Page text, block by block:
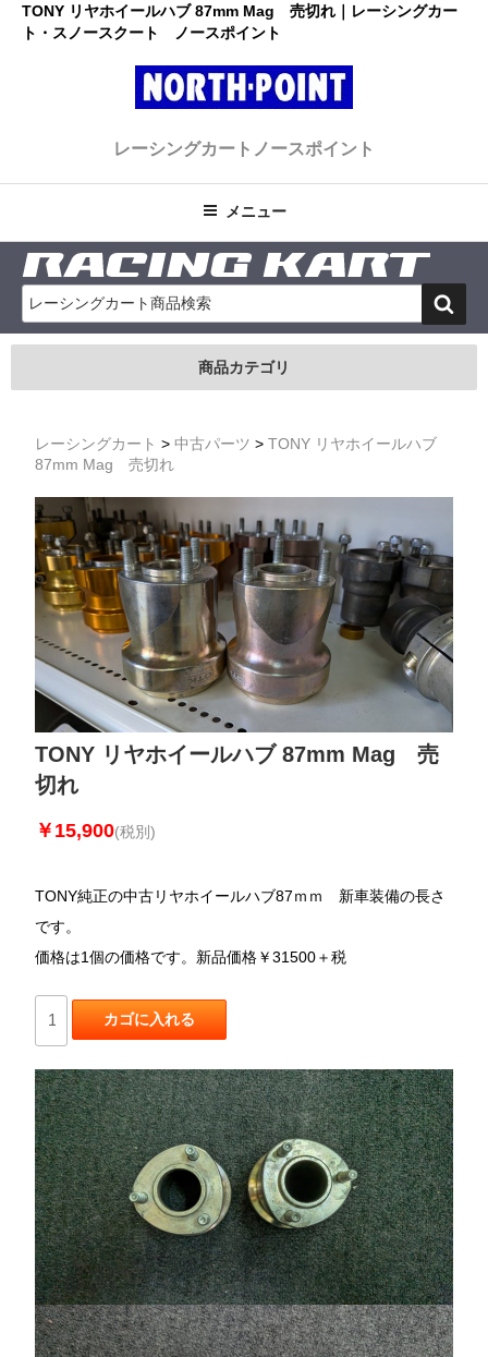
TONY リヤホイールハブ 87mm Mag 売切れ｜レーシングカー
ト・スノースクート ノースポイント
ト ノースポイント
レーシングカート ノースポイント
メニュー
索
商品カテゴリ
レーシングカート > 中古パーツ > TONY リヤホイールハブ
87mm Mag 売切れ
TONY リヤホイールハブ 87mm Mag 売
切れ
￥15,900(税別)
TONY純正の中古リヤホイールハブ87ｍｍ 新車装備の長さ
です。
価格は1個の価格です。新品価格￥31500＋税